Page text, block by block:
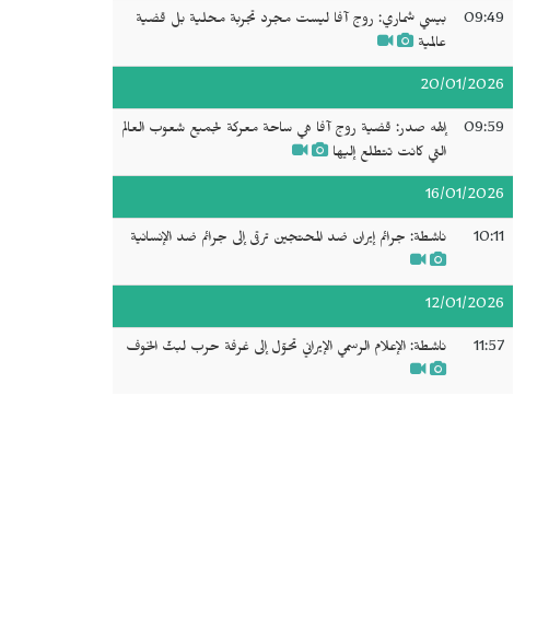
09:49
بيسي شماري: روج آفا ليست مجرد تجربة محلية بل قضية
عالمية
20/01/2026
09:59
إلهه صدر: قضية روج آفا هي ساحة معركة لجميع شعوب العالم
التي كانت تتطلع إليها
16/01/2026
10:11 ناشطة: جرائم إيران ضد المحتجين ترقى إلى جرائم ضد الإنسانية
12/01/2026
11:57 ناشطة: الإعلام الرسمي الإيراني تحوّل إلى غرفة حرب لبثّ الخوف